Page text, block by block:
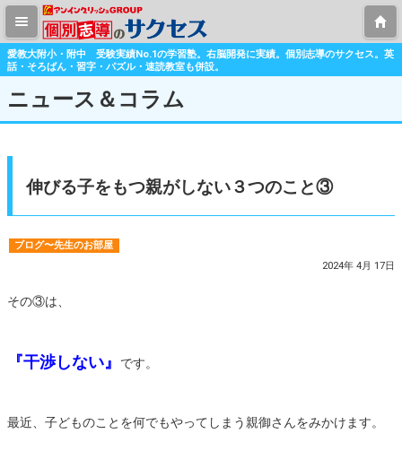
愛教大附小・附中 受験実績No.1の学習塾。右脳開発に実績。個別志導のサクセス。英
話・そろばん・習字・パズル・速読教室も併設。
ニュース＆コラム
伸びる子をもつ親がしない３つのこと③
ブログ〜先生のお部屋
2024年 4月 17日
その③は、
『干渉しない』 です。
最近、子どものことを何でもやってしまう親御さんをみかけます。